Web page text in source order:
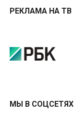
РЕКЛАМА НА ТВ
МЫ В СОЦСЕТЯХ